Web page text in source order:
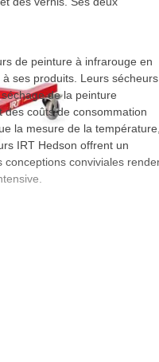
de peinture à infrarouge en
ses produits. Leurs sécheurs
de la peinture
coûts de consommation
la mesure de la température,
IRT Hedson offrent un
conviviales
efficace et plus rapide. Cela